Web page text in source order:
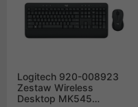
Logitech 920-008923
Zestaw Wireless
Desktop MK545